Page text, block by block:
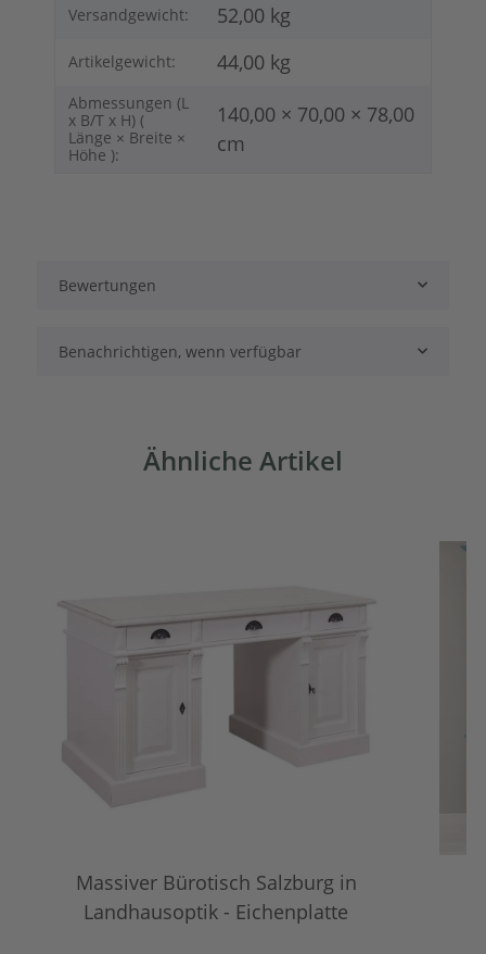
Versandgewicht: 52,00 kg
Artikelgewicht: 44,00 kg
Abmessungen (L
x B/T x H) (
Länge × Breite ×
Höhe ):
140,00 × 70,00 × 78,00
cm
Bewertungen
Benachrichtigen, wenn verfügbar
Ähnliche Artikel
Massiver Bürotisch Salzburg in
Landhausoptik - Eichenplatte